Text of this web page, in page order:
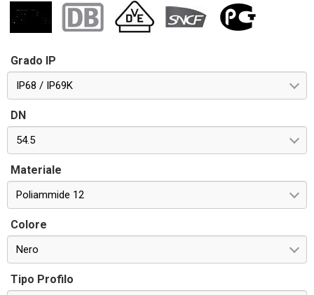
Grado IP
IP68 / IP69K
DN
54.5
Materiale
Poliammide 12
Colore
Nero
Tipo Profilo